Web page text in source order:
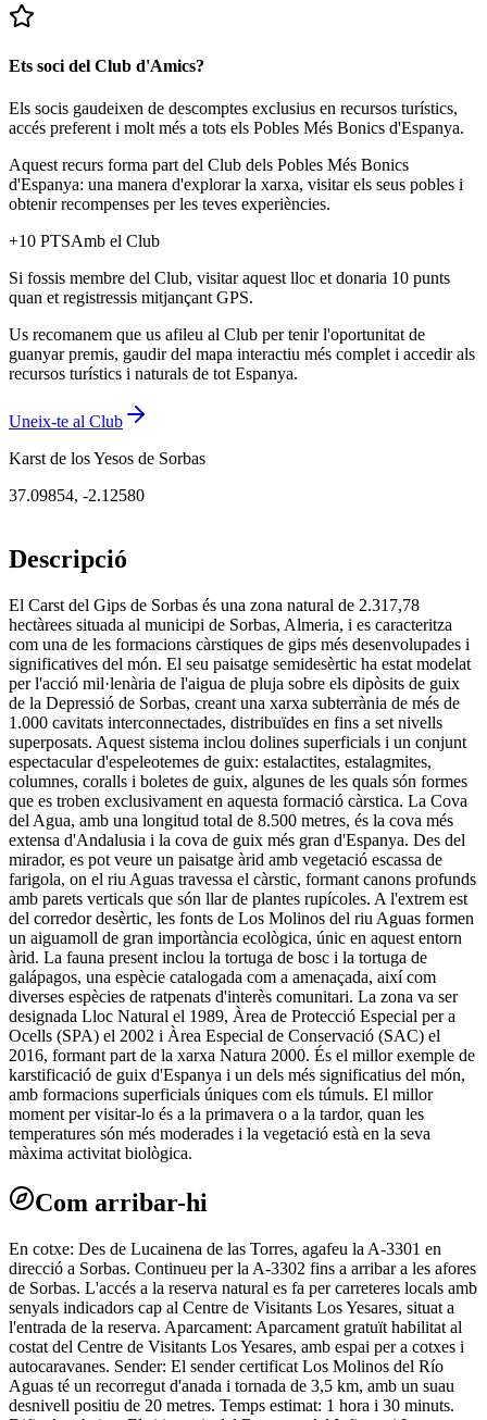
Ets soci del Club d'Amics?
Els socis gaudeixen de descomptes exclusius en recursos turístics,
accés preferent i molt més a tots els Pobles Més Bonics d'Espanya.
Aquest recurs forma part del Club dels Pobles Més Bonics
d'Espanya: una manera d'explorar la xarxa, visitar els seus pobles i
obtenir recompenses per les teves experiències.
+10 PTSAmb el Club
Si fossis membre del Club, visitar aquest lloc et donaria 10 punts
quan et registressis mitjançant GPS.
Us recomanem que us afileu al Club per tenir l'oportunitat de
guanyar premis, gaudir del mapa interactiu més complet i accedir als
recursos turístics i naturals de tot Espanya.
Uneix-te al Club
Karst de los Yesos de Sorbas
37.09854, -2.12580
Descripció
El Carst del Gips de Sorbas és una zona natural de 2.317,78
hectàrees situada al municipi de Sorbas, Almeria, i es caracteritza
com una de les formacions càrstiques de gips més desenvolupades i
significatives del món. El seu paisatge semidesèrtic ha estat modelat
per l'acció mil·lenària de l'aigua de pluja sobre els dipòsits de guix
de la Depressió de Sorbas, creant una xarxa subterrània de més de
1.000 cavitats interconnectades, distribuïdes en fins a set nivells
superposats. Aquest sistema inclou dolines superficials i un conjunt
espectacular d'espeleotemes de guix: estalactites, estalagmites,
columnes, coralls i boletes de guix, algunes de les quals són formes
que es troben exclusivament en aquesta formació càrstica. La Cova
del Agua, amb una longitud total de 8.500 metres, és la cova més
extensa d'Andalusia i la cova de guix més gran d'Espanya. Des del
mirador, es pot veure un paisatge àrid amb vegetació escassa de
farigola, on el riu Aguas travessa el càrstic, formant canons profunds
amb parets verticals que són llar de plantes rupícoles. A l'extrem est
del corredor desèrtic, les fonts de Los Molinos del riu Aguas formen
un aiguamoll de gran importància ecològica, únic en aquest entorn
àrid. La fauna present inclou la tortuga de bosc i la tortuga de
galápagos, una espècie catalogada com a amenaçada, així com
diverses espècies de ratpenats d'interès comunitari. La zona va ser
designada Lloc Natural el 1989, Àrea de Protecció Especial per a
Ocells (SPA) el 2002 i Àrea Especial de Conservació (SAC) el
2016, formant part de la xarxa Natura 2000. És el millor exemple de
karstificació de guix d'Espanya i un dels més significatius del món,
amb formacions superficials úniques com els túmuls. El millor
moment per visitar-lo és a la primavera o a la tardor, quan les
temperatures són més moderades i la vegetació està en la seva
màxima activitat biològica.
Com arribar-hi
En cotxe: Des de Lucainena de las Torres, agafeu la A-3301 en
direcció a Sorbas. Continueu per la A-3302 fins a arribar a les afores
de Sorbas. L'accés a la reserva natural es fa per carreteres locals amb
senyals indicadors cap al Centre de Visitants Los Yesares, situat a
l'entrada de la reserva. Aparcament: Aparcament gratuït habilitat al
costat del Centre de Visitants Los Yesares, amb espai per a cotxes i
autocaravanes. Sender: El sender certificat Los Molinos del Río
Aguas té un recorregut d'anada i tornada de 3,5 km, amb un suau
desnivell positiu de 20 metres. Temps estimat: 1 hora i 30 minuts.